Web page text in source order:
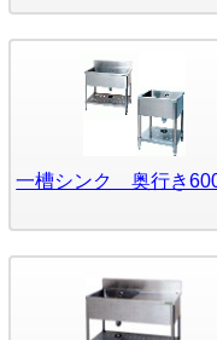
一槽シンク 奥行き